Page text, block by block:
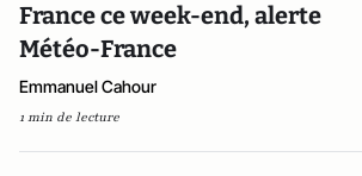
France ce week-end, alerte
Météo-France
Emmanuel Cahour
1 min de lecture